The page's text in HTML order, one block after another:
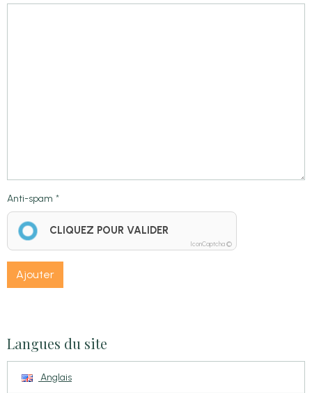
Anti-spam
CLIQUEZ POUR VALIDER
IconCaptcha ©
Ajouter
Langues du site
Anglais